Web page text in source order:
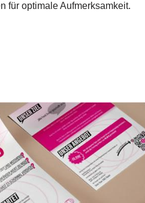
für optimale Aufmerksamkeit.